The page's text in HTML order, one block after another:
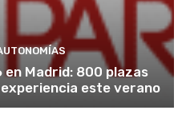
Madrid: 800 plazas
este verano